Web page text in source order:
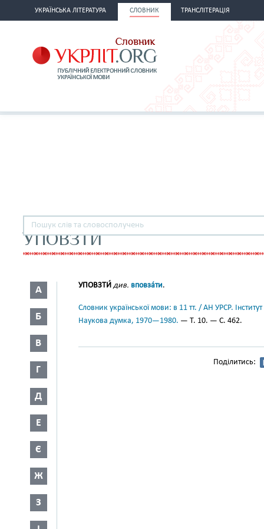
УКРАЇНСЬКА ЛІТЕРАТУРА СЛОВНИК ТРАНСЛІТЕРАЦІЯ
УПОВЗТИ
А
Б
В
Г
Д
Е
Є
Ж
З
УПОВЗТИ́ див. вповза́ти.
Словник української мови: в 11 тт. / АН УРСР.
Наукова думка, 1970—1980. — Т. 10. — С. 462.
Поділитись: